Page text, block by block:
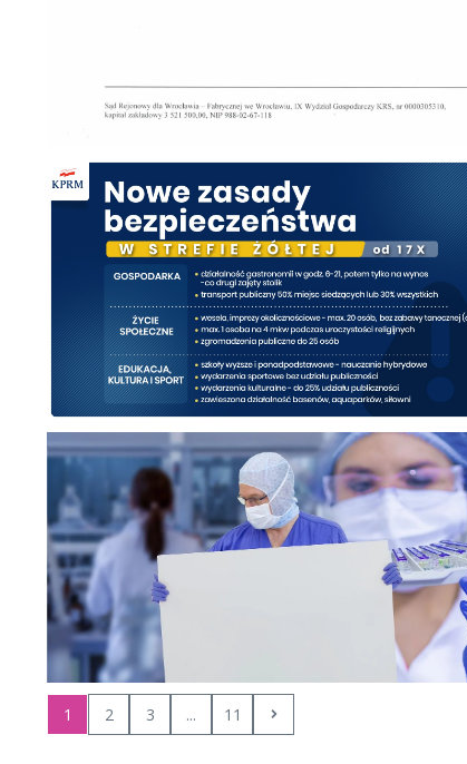
1 2 3 ... 11